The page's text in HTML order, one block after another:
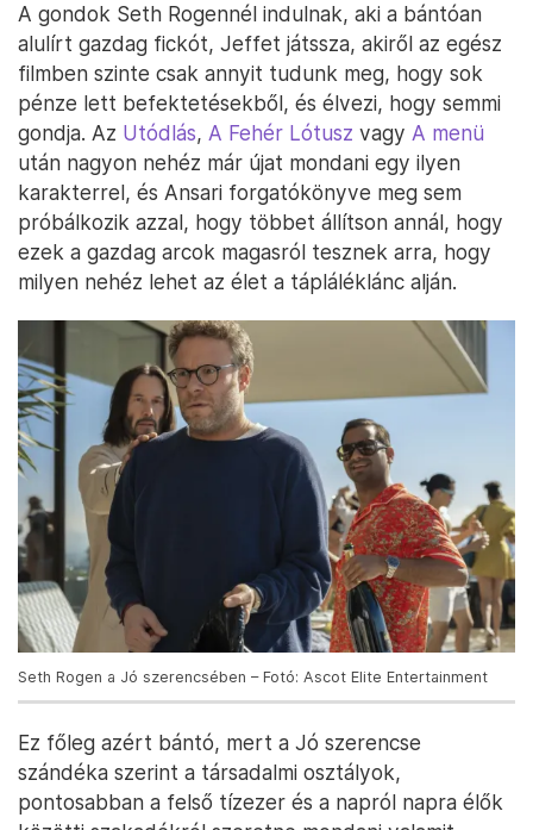
A gondok Seth Rogennél indulnak, aki a bántóan
alulírt gazdag fickót, Jeffet játssza, akiről az egész
filmben szinte csak annyit tudunk meg, hogy sok
pénze lett befektetésekből, és élvezi, hogy semmi
gondja. Az Utódlás, A Fehér Lótusz vagy A menü
után nagyon nehéz már újat mondani egy ilyen
karakterrel, és Ansari forgatókönyve meg sem
próbálkozik azzal, hogy többet állítson annál, hogy
ezek a gazdag arcok magasról tesznek arra, hogy
milyen nehéz lehet az élet a tápláléklánc alján.
Seth Rogen a Jó szerencsében – Fotó: Ascot Elite Entertainment
Ez főleg azért bántó, mert a Jó szerencse
szándéka szerint a társadalmi osztályok,
pontosabban a felső tízezer és a napról napra élők